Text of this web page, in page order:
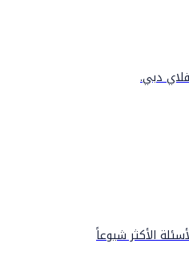
دبي.
الأكثر شيوعاً